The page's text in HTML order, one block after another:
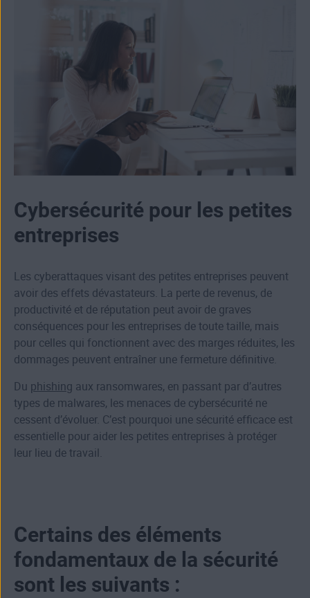
Cybersécurité pour les petites
entreprises
Les cyberattaques visant des petites entreprises peuvent
avoir des effets dévastateurs. La perte de revenus, de
productivité et de réputation peut avoir de graves
conséquences pour les entreprises de toute taille, mais
pour celles qui fonctionnent avec des marges réduites, les
dommages peuvent entraîner une fermeture définitive.
Du phishing aux ransomwares, en passant par d’autres
types de malwares, les menaces de cybersécurité ne
cessent d’évoluer. C’est pourquoi une sécurité efficace est
essentielle pour aider les petites entreprises à protéger
leur lieu de travail.
Certains des éléments
fondamentaux de la sécurité
sont les suivants :